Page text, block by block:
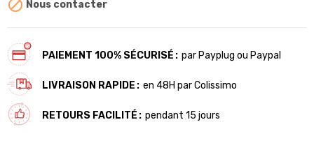
 Nous contacter
PAIEMENT 100% SÉCURISÉ par Payplug ou Paypal
LIVRAISON RAPIDE en 48H par Colissimo
RETOURS FACILITÉ pendant 15 jours